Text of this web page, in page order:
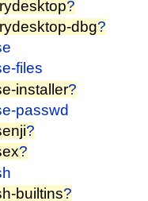
?
dbg?
files
installer?
passwd
?
?
builtins?